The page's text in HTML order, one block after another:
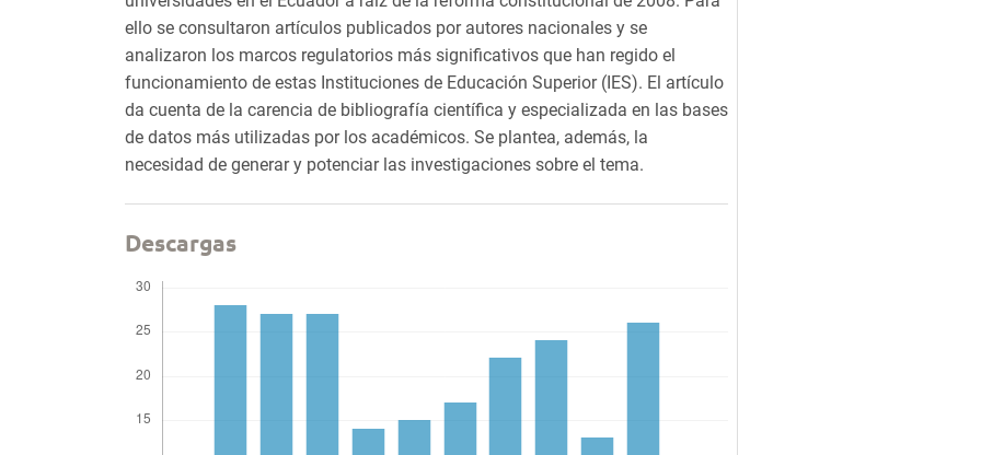
ello se consultaron artículos publicados por autores nacionales y se
analizaron los marcos regulatorios más significativos que han regido el
funcionamiento de estas Instituciones de Educación Superior (IES). El artículo
da cuenta de la carencia de bibliografía científica y especializada en las bases
de datos más utilizadas por los académicos. Se plantea, además, la
necesidad de generar y potenciar las investigaciones sobre el tema.
Descargas